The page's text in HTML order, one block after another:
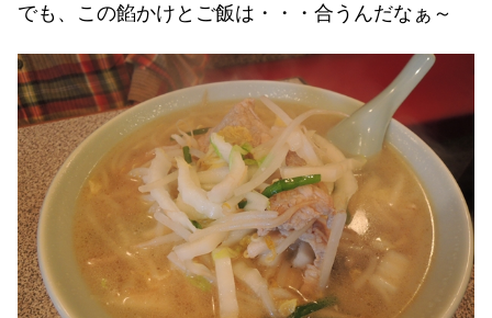
でも、この餡かけとご飯は・・・合うんだなぁ～